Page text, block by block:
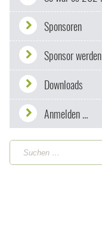
Sponsoren
Sponsor
Downloads
Anmelden …
Suchen
…